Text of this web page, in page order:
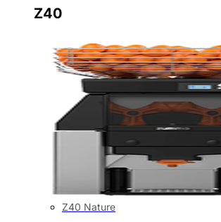
Z40
Z40 Nature